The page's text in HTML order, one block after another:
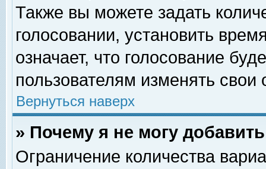
Также вы можете задать
голосовании, установить
означает, что голосование
пользователям изменять свои
Вернуться наверх
» Почему я не могу
Ограничение количества